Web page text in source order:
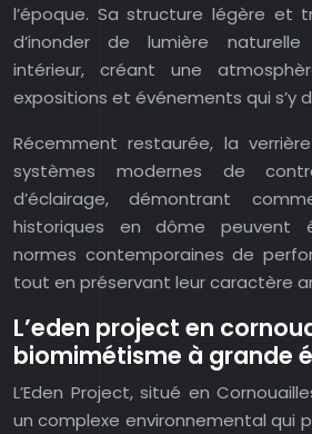
l’époque. Sa structure légère et
d’inonder de lumière naturelle
intérieur, créant une
expositions et événements qui s’y
Récemment restaurée, la
systèmes modernes de
d’éclairage, démontrant
historiques en dôme peuvent
normes contemporaines de
tout en préservant leur caractère
L’eden project en
biomimétisme à grande
L’Eden Project, situé en
un complexe environnemental qui